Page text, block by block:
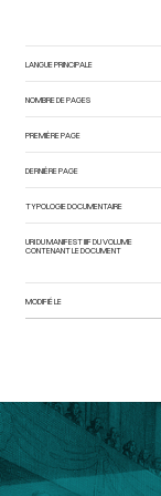
LANGUE PRINCIPALE
NOMBRE DE PAGES
PREMIÈRE PAGE
DERNIÈRE PAGE
TYPOLOGIE DOCUMENTAIRE
URI DU MANIFEST IIIF DU VOLUME
CONTENANT LE DOCUMENT
MODIFIÉ LE